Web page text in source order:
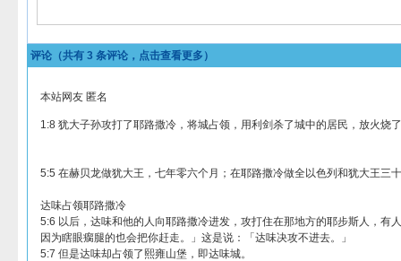
评论（共有 3 条评论，点击查看更多）
本站网友 匿名
1:8 犹大子孙攻打了耶路撒冷，将城占领，用利剑杀了城中的居民，放火烧
5:5 在赫贝龙做犹大王，七年零六个月；在耶路撒冷做全以色列和犹大王三
达味占领耶路撒冷
5:6 以后，达味和他的人向耶路撒冷进发，攻打住在那地方的耶步斯人，有
因为瞎眼瘸腿的也会把你赶走。」这是说：「达味决攻不进去。」
5:7 但是达味却占领了熙雍山堡，即达味城。